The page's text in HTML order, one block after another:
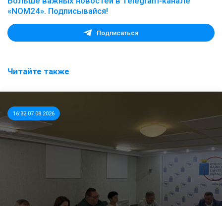
«NOM24». Подписывайся!
Подписаться
Читайте также
16:32 07.08.2026